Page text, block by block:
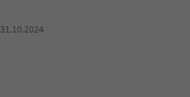
31.10.2024